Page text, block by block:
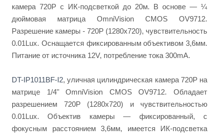
камера 720P с ИК-подсветкой до 20м. В основе — ¼
дюймовая матрица OmniVision CMOS OV9712.
Разрешение камеры - 720P (1280x720), чувствительность
0.01Lux. Оснащается фиксированным объективом 3,6мм.
Питание от источника 12V, потребление тока 300mА.
DT-IP1011BF-I2, уличная цилиндрическая камера 720P на
матрице 1/4" OmniVision CMOS OV9712. Обладает
разрешением 720P (1280x720) и чувствительностью
0.01Lux. Объектив камеры — фиксированный, с
фокусным расстоянием 3,6мм, имеется ИК-подсветка